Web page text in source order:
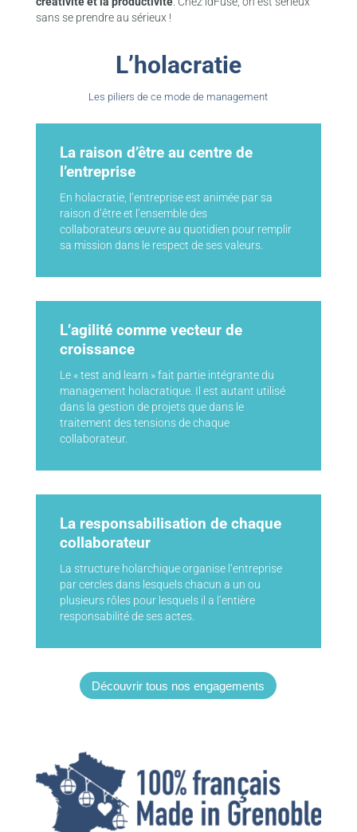
sans se prendre au sérieux !
L’holacratie
Les piliers de ce mode de management
La raison d’être au centre de
l’entreprise
En holacratie, l’entreprise est animée par sa
raison d’être et l’ensemble des
collaborateurs œuvre au quotidien pour remplir
sa mission dans le respect de ses valeurs.
L’agilité comme vecteur de
croissance
Le « test and learn » fait partie intégrante du
management holacratique. Il est autant utilisé
dans la gestion de projets que dans le
traitement des tensions de chaque
collaborateur.
La responsabilisation de chaque
collaborateur
La structure holarchique organise l’entreprise
par cercles dans lesquels chacun a un ou
plusieurs rôles pour lesquels il a l’entière
responsabilité de ses actes.
Découvrir tous nos engagements